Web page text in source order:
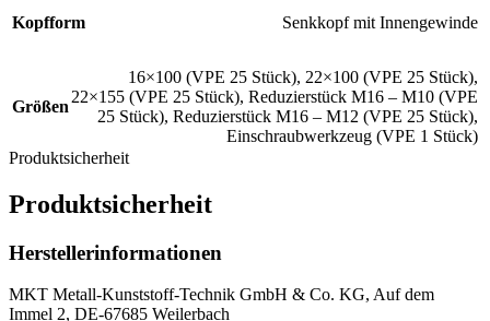
Kopfform Senkkopf mit Innengewinde
Größen
16×100 (VPE 25 Stück), 22×100 (VPE 25 Stück),
22×155 (VPE 25 Stück), Reduzierstück M16 – M10 (VPE
25 Stück), Reduzierstück M16 – M12 (VPE 25 Stück),
Einschraubwerkzeug (VPE 1 Stück)
Produktsicherheit
Produktsicherheit
Herstellerinformationen
MKT Metall-Kunststoff-Technik GmbH & Co. KG, Auf dem
Immel 2, DE-67685 Weilerbach